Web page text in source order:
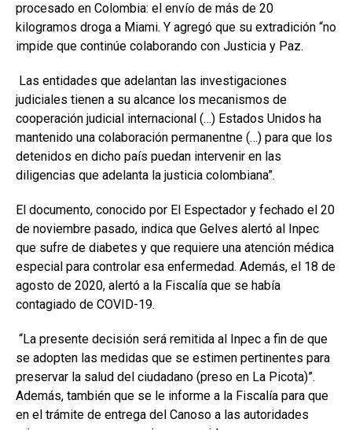
procesado en Colombia: el envío de más de 20
kilogramos droga a Miami. Y agregó que su extradición “no
impide que continúe colaborando con Justicia y Paz.
Las entidades que adelantan las investigaciones
judiciales tienen a su alcance los mecanismos de
cooperación judicial internacional (…) Estados Unidos ha
mantenido una colaboración permanentne (…) para que los
detenidos en dicho país puedan intervenir en las
diligencias que adelanta la justicia colombiana”.
El documento, conocido por El Espectador y fechado el 20
de noviembre pasado, indica que Gelves alertó al Inpec
que sufre de diabetes y que requiere una atención médica
especial para controlar esa enfermedad. Además, el 18 de
agosto de 2020, alertó a la Fiscalía que se había
contagiado de COVID-19.
“La presente decisión será remitida al Inpec a fin de que
se adopten las medidas que se estimen pertinentes para
preservar la salud del ciudadano (preso en La Picota)”.
Además, también que se le informe a la Fiscalía para que
en el trámite de entrega del Canoso a las autoridades